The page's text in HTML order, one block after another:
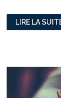
SAGES-
FEMMES
EN
LE
COL
LIRE LA